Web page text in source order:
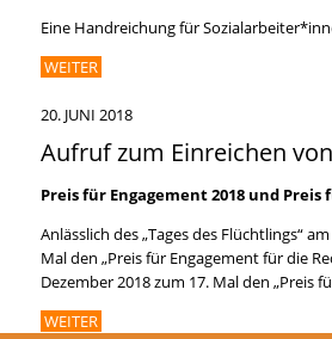
Eine Handreichung für
WEITER
20. JUNI 2018
Aufruf zum Einreichen
Preis für Engagement 2018 und Preis
Anlässlich des „Tages des Flüchtlings“
Mal den „Preis für Engagement für die
Dezember 2018 zum 17. Mal den „Preis
WEITER